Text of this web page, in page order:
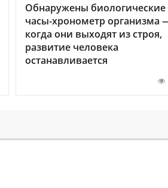
Обнаружены биологические
часы-хронометр организма
когда они выходят из строя,
развитие человека
останавливается